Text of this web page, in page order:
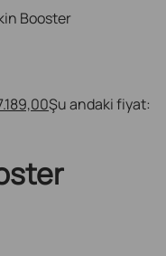
Booster
Şu andaki fiyat: